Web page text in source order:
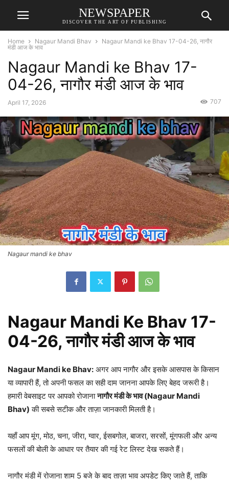
NEWSPAPER
DISCOVER THE ART OF PUBLISHING
Home Nagaur Mandi Bhav
Nagaur Mandi ke Bhav 17-04-26, नागौर
मंडी आज के भाव
Nagaur Mandi ke Bhav 17-
04-26, नागौर मंडी आज के भाव
April 17, 2026 707
Nagaur mandi ke bhav
Nagaur Mandi Ke Bhav 17-
04-26,नागौर मंडी आज के भाव
Nagaur Mandi ke Bhav: अगर आप नागौर और इसके आसपास के किसान
या व्यापारी हैं, तो अपनी फसल का सही दाम जानना आपके लिए बेहद जरूरी है।
हमारी वेबसाइट पर आपको रोजानानागौर मंडी के भाव (Nagaur Mandi
Bhav) की सबसे सटीक और ताज़ा जानकारी मिलती है।
यहाँ आप मूंग, मोठ, चना, जीरा, ग्वार, ईसबगोल, बाजरा, सरसों, मूंगफली और अन्य
फसलों की बोली के आधार पर तैयार की गई रेट लिस्ट देख सकते हैं।
नागौर मंडी में रोजाना शाम 5 बजे के बाद ताज़ा भाव अपडेट किए जाते हैं, ताकि